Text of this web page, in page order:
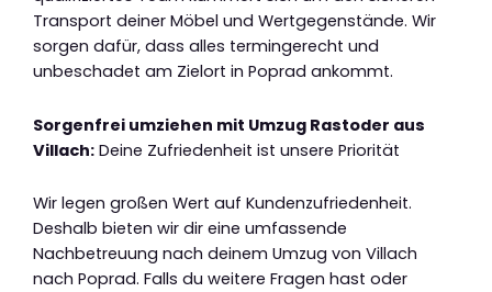
Transport deiner Möbel und Wertgegenstände. Wir
sorgen dafür, dass alles termingerecht und
unbeschadet am Zielort in Poprad ankommt.
Sorgenfrei umziehen mit Umzug Rastoder aus
Villach: Deine Zufriedenheit ist unsere Priorität
Wir legen großen Wert auf Kundenzufriedenheit.
Deshalb bieten wir dir eine umfassende
Nachbetreuung nach deinem Umzug von Villach
nach Poprad. Falls du weitere Fragen hast oder